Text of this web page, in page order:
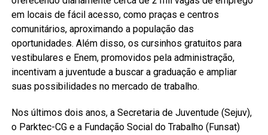
em locais de fácil acesso, como praças e centros
comunitários, aproximando a população das
oportunidades. Além disso, os cursinhos gratuitos para
vestibulares e Enem, promovidos pela administração,
incentivam a juventude a buscar a graduação e ampliar
suas possibilidades no mercado de trabalho.
Nos últimos dois anos, a Secretaria de Juventude (Sejuv),
o Parktec-CG e a Fundação Social do Trabalho (Funsat)